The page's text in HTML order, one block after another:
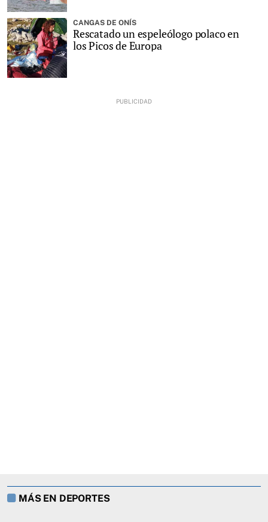
CANGAS DE ONÍS
Rescatado un espeleólogo polaco en
los Picos de Europa
MÁS EN DEPORTES